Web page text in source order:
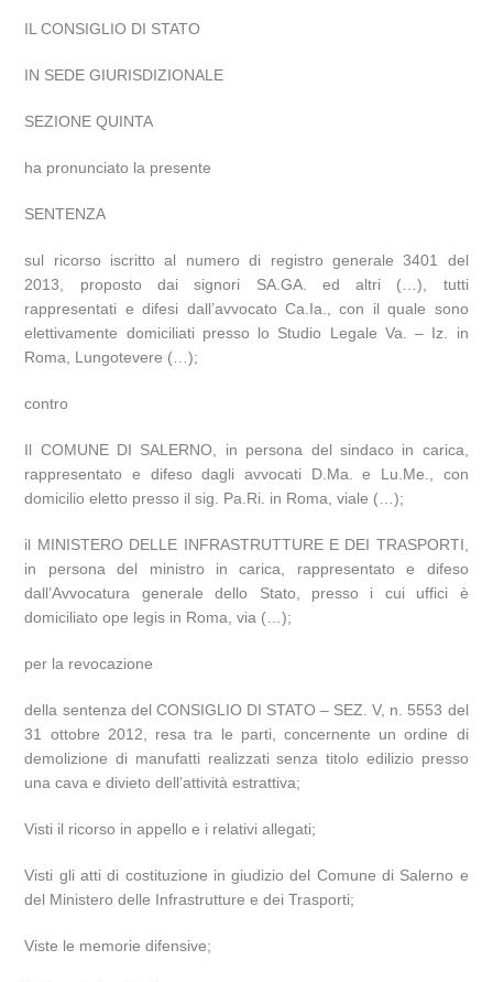
IL CONSIGLIO DI STATO
IN SEDE GIURISDIZIONALE
SEZIONE QUINTA
ha pronunciato la presente
SENTENZA
sul ricorso iscritto al numero di registro generale 3401 del
2013, proposto dai signori SA.GA. ed altri (…), tutti
rappresentati e difesi dall’avvocato Ca.Ia., con il quale sono
elettivamente domiciliati presso lo Studio Legale Va. – Iz. in
Roma, Lungotevere (…);
contro
Il COMUNE DI SALERNO, in persona del sindaco in carica,
rappresentato e difeso dagli avvocati D.Ma. e Lu.Me., con
domicilio eletto presso il sig. Pa.Ri. in Roma, viale (…);
il MINISTERO DELLE INFRASTRUTTURE E DEI TRASPORTI,
in persona del ministro in carica, rappresentato e difeso
dall’Avvocatura generale dello Stato, presso i cui uffici è
domiciliato ope legis in Roma, via (…);
per la revocazione
della sentenza del CONSIGLIO DI STATO – SEZ. V, n. 5553 del
31 ottobre 2012, resa tra le parti, concernente un ordine di
demolizione di manufatti realizzati senza titolo edilizio presso
una cava e divieto dell’attività estrattiva;
Visti il ricorso in appello e i relativi allegati;
Visti gli atti di costituzione in giudizio del Comune di Salerno e
del Ministero delle Infrastrutture e dei Trasporti;
Viste le memorie difensive;